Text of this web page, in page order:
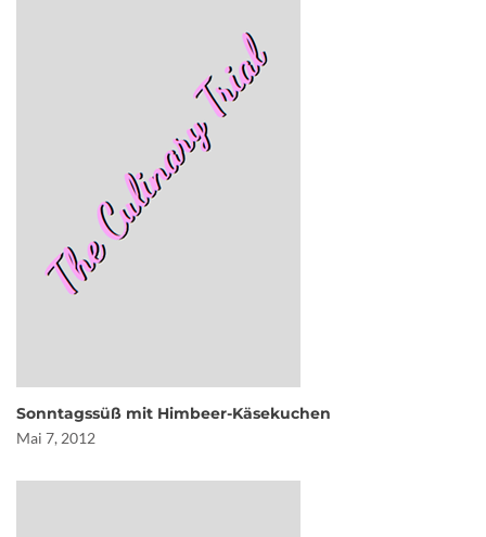
Sonntagssüß mit Himbeer-Käsekuchen
Mai 7, 2012